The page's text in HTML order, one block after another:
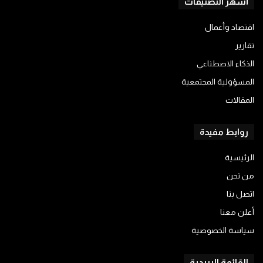
اقتصاد وأعمال
تقارير
الذكاء الاصطناعي
المسؤولية المجتمعية
المقالات
روابط مفيدة
الرئيسية
من نحن
اتصل بنا
أعلن معنا
سياسة الخصوصية